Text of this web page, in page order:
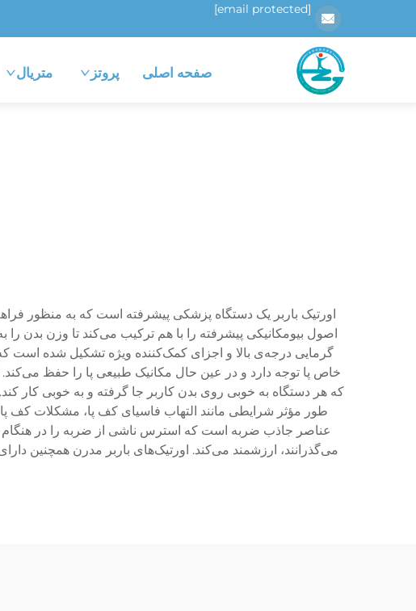
[email protected]
صفحه اصلی پروتز متریال
اورتیک باربر یک دستگاه پزشکی پیشرفته است که به منظور
اصول بیومکانیکی پیشرفته را با هم ترکیب می‌کند تا وزن بدن را
گرمایی درجه‌ی بالا و اجزای کمک‌کننده ویژه تشکیل شده است
خاص پا توجه دارد و در عین حال مکانیک طبیعی پا را حفظ
که هر دستگاه به خوبی روی بدن کاربر جا گرفته و به خوبی کار
طور مؤثر شرایطی مانند التهاب فاسیای کف پا، مشکلات کف
عناصر جاذب ضربه است که استرس ناشی از ضربه را در هنگام
می‌گذرانند، ارزشمند می‌کند. اورتیک‌های باربر مدرن همچنین